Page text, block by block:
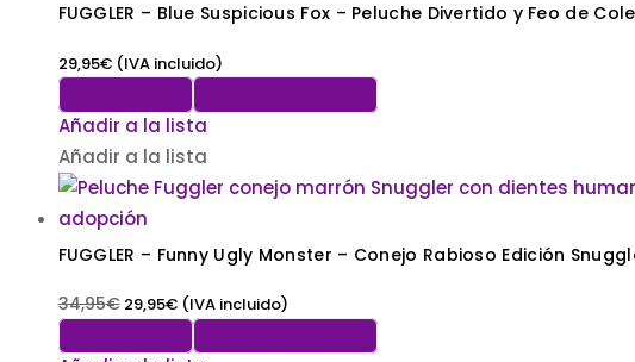
FUGGLER – Blue Suspicious Fox – Peluche Divertido y Feo de
29,95€ (IVA incluido)
Añadir a la lista
Añadir a la lista
FUGGLER – Funny Ugly Monster – Conejo Rabioso Edición
34,95€ 29,95€ (IVA incluido)